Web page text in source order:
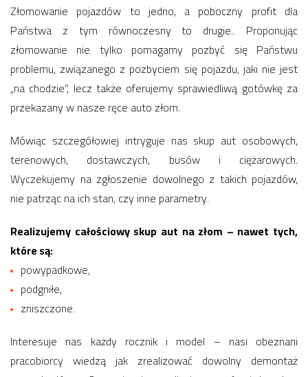
Złomowanie pojazdów to jedno, a poboczny profit dla
Państwa z tym równoczesny to drugie.. Proponując
złomowanie nie tylko pomagamy pozbyć się Państwu
problemu, związanego z pozbyciem się pojazdu, jaki nie jest
„na chodzie”, lecz także oferujemy sprawiedliwą gotówkę za
przekazany w nasze ręce auto złom.
Mówiąc szczegółowiej intryguje nas skup aut osobowych,
terenowych, dostawczych, busów i ciężarowych.
Wyczekujemy na zgłoszenie dowolnego z takich pojazdów,
nie patrząc na ich stan, czy inne parametry.
Realizujemy całościowy skup aut na złom – nawet tych,
które są:
powypadkowe,
podgniłe,
zniszczone.
Interesuje nas każdy rocznik i model – nasi obeznani
pracobiorcy wiedzą jak zrealizować dowolny demontaż